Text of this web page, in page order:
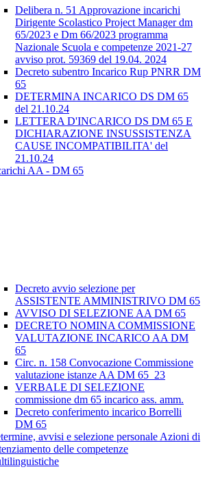
Delibera n. 51 Approvazione incarichi
Dirigente Scolastico Project Manager dm
65/2023 e Dm 66/2023 programma
Nazionale Scuola e competenze 2021-27
avviso prot. 59369 del 19.04. 2024
Decreto subentro Incarico Rup PNRR DM
65
DETERMINA INCARICO DS DM 65
del 21.10.24
LETTERA D'INCARICO DS DM 65 E
DICHIARAZIONE INSUSSISTENZA
CAUSE INCOMPATIBILITA' del
21.10.24
AA - DM 65
Decreto avvio selezione per
ASSISTENTE AMMINISTRIVO DM 65
AVVISO DI SELEZIONE AA DM 65
DECRETO NOMINA COMMISSIONE
VALUTAZIONE INCARICO AA DM
65
Circ. n. 158 Convocazione Commissione
valutazione istanze AA DM 65_23
VERBALE DI SELEZIONE
commissione dm 65 incarico ass. amm.
Decreto conferimento incarico Borrelli
DM 65
avvisi e selezione personale Azioni di
delle competenze